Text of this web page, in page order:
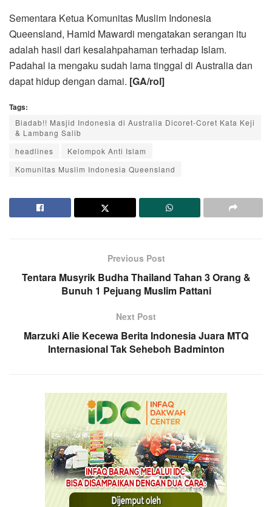
Sementara Ketua Komunitas Muslim Indonesia
Queensland, Hamid Mawardi mengatakan serangan itu
adalah hasil dari kesalahpahaman terhadap Islam.
Padahal ia mengaku sudah lama tinggal di Australia dan
dapat hidup dengan damai. [GA/rol]
Tags:
Biadab!! Masjid Indonesia di Australia Dicoret-Coret Kata Keji
& Lambang Salib
headlines
Kelompok Anti Islam
Komunitas Muslim Indonesia Queensland
Previous Post
Tentara Musyrik Budha Thailand Tahan 3 Orang &
Bunuh 1 Pejuang Muslim Pattani
Next Post
Marzuki Alie Kecewa Berita Indonesia Juara MTQ
Internasional Tak Seheboh Badminton